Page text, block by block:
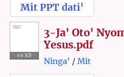
Mit PPT dati'
66 KB
3-Ja' Oto'
Yesus.pdf
Ninga' / Mit